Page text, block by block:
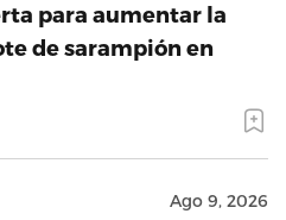
para aumentar la
de sarampión en
Ago 9, 2026